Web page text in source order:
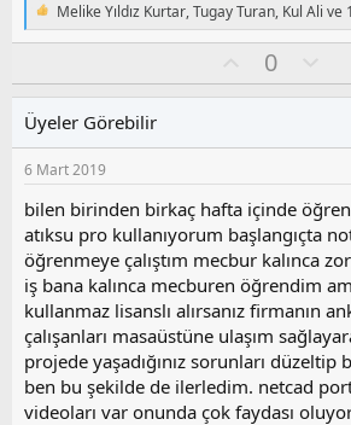
T
e
i
l
e
r
Melike Yıldız Kurtar,Tugay Turan, Kul Ali ve
y
0
l
s
u
z
o
y
l
a
Üyeler Görebilir
6 Mart 2019
bilen birinden birkaç hafta içinde
atıksu pro kullanıyorum başlangıçta
öğrenmeye çalıştım mecbur kalınca
iş bana kalınca mecburen öğrendim
kullanmaz lisanslı alırsanız firmanın
çalışanları masaüstüne ulaşım
projede yaşadığınız sorunları
ben bu şekilde de ilerledim. netcad
videoları var onunda çok faydası